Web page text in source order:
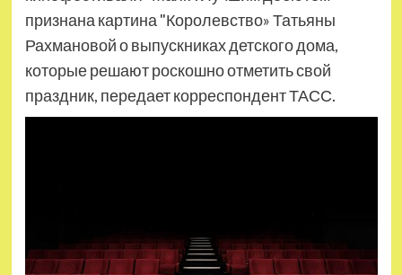
признана картина "Королевство» Татьяны
Рахмановой о выпускниках детского дома,
которые решают роскошно отметить свой
праздник, передает корреспондент ТАСС.